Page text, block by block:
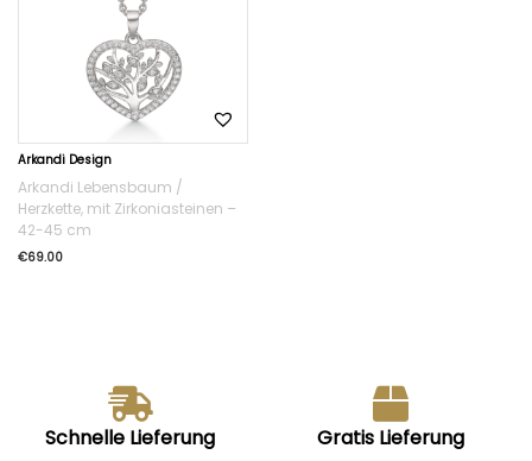
Arkandi Design
Arkandi Lebensbaum /
Herzkette, mit Zirkoniasteinen –
42-45 cm
€69.00
Schnelle Lieferung Gratis Lieferung